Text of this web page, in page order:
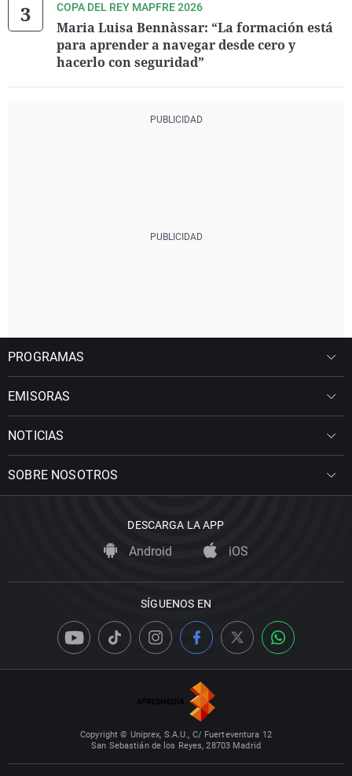
COPA DEL REY MAPFRE 2026
Maria Luisa Bennàssar: “La formación está
para aprender a navegar desde cero y
hacerlo con seguridad”
PROGRAMAS
EMISORAS
NOTICIAS
SOBRE NOSOTROS
DESCARGA LA APP
Android iOS
SÍGUENOS EN
Copyright © Uniprex, S.A.U., C/ Fuerteventura 12
San Sebastián de los Reyes, 28703 Madrid